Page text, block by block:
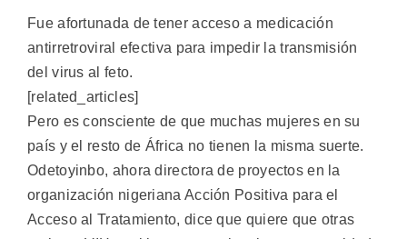
Fue afortunada de tener acceso a medicación
antirretroviral efectiva para impedir la transmisión
del virus al feto.
[related_articles]
Pero es consciente de que muchas mujeres en su
país y el resto de África no tienen la misma suerte.
Odetoyinbo, ahora directora de proyectos en la
organización nigeriana Acción Positiva para el
Acceso al Tratamiento, dice que quiere que otras